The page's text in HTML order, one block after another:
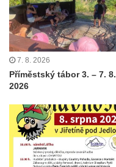
7. 8. 2026
Příměstský tábor 3. – 7. 8.
2026